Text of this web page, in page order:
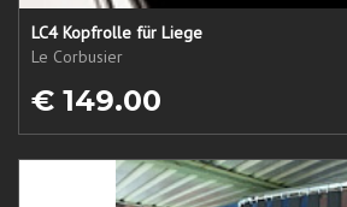
LC4 Kopfrolle für Liege
Le Corbusier
€ 149.00